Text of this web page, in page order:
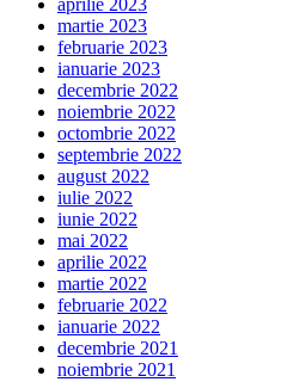
martie 2023
februarie 2023
ianuarie 2023
decembrie 2022
noiembrie 2022
octombrie 2022
septembrie 2022
august 2022
iulie 2022
iunie 2022
mai 2022
aprilie 2022
martie 2022
februarie 2022
ianuarie 2022
decembrie 2021
noiembrie 2021